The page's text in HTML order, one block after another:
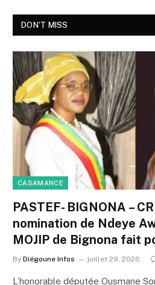
DON'T MISS
CASAMANCE
PASTEF- BIGNONA –
nomination de Ndeye
MOJIP de Bignona fait
By Diégoune Infos juillet 29, 2026
L’honorable députée Ousmane